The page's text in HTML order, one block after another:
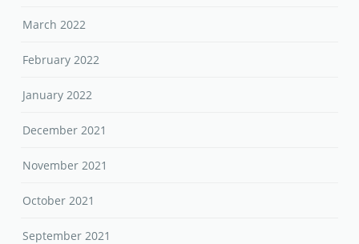
March 2022
February 2022
January 2022
December 2021
November 2021
October 2021
September 2021